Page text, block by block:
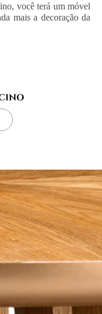
você terá um móvel
mais a decoração da